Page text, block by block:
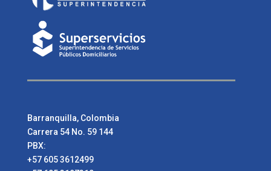
Barranquilla, Colombia
Carrera 54 No. 59 144
PBX:
+57 605 3612499